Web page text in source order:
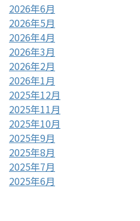
2026年6月
2026年5月
2026年4月
2026年3月
2026年2月
2026年1月
2025年12月
2025年11月
2025年10月
2025年9月
2025年8月
2025年7月
2025年6月